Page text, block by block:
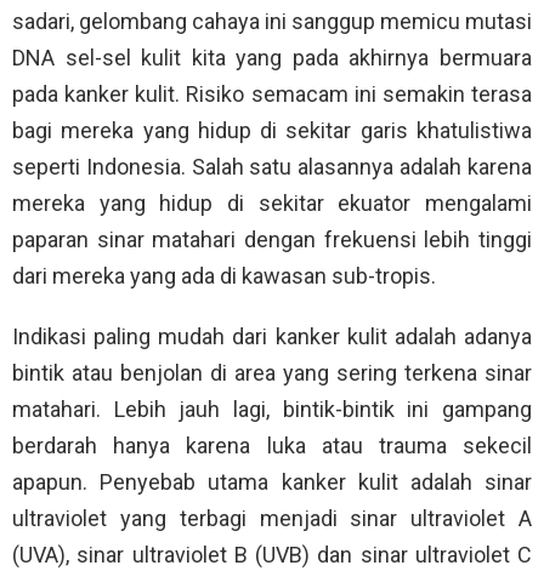
sadari, gelombang cahaya ini sanggup memicu mutasi
DNA sel-sel kulit kita yang pada akhirnya bermuara
pada kanker kulit. Risiko semacam ini semakin terasa
bagi mereka yang hidup di sekitar garis khatulistiwa
seperti Indonesia. Salah satu alasannya adalah karena
mereka yang hidup di sekitar ekuator mengalami
paparan sinar matahari dengan frekuensi lebih tinggi
dari mereka yang ada di kawasan sub-tropis.
Indikasi paling mudah dari kanker kulit adalah adanya
bintik atau benjolan di area yang sering terkena sinar
matahari. Lebih jauh lagi, bintik-bintik ini gampang
berdarah hanya karena luka atau trauma sekecil
apapun. Penyebab utama kanker kulit adalah sinar
ultraviolet yang terbagi menjadi sinar ultraviolet A
(UVA), sinar ultraviolet B (UVB) dan sinar ultraviolet C